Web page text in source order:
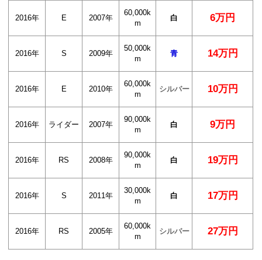
2016年 E 2007年
60,000k
m
白 6万円
2016年 S 2009年
50,000k
m
青 14万円
2016年 E 2010年
60,000k
m
シルバー 10万円
2016年 ライダー 2007年
90,000k
m
白 9万円
2016年 RS 2008年
90,000k
m
白 19万円
2016年 S 2011年
30,000k
m
白 17万円
2016年 RS 2005年
60,000k
m
シルバー 27万円